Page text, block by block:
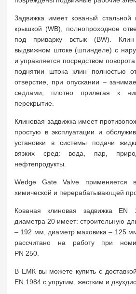
Задвижка имеет кованый стальной
крышкой (WB), полнопроходное
под приварку встык (BW).
выдвижном штоке (шпинделе) с
и управляется посредством
поднятии штока клин полностью
отверстие, при опускании –
седлами, плотно прилегая к
перекрытие.
Клиновая задвижка имеет
простую в эксплуатации и
установки в системы подачи
вязких сред: вода, пар,
нефтепродукты.
Wedge Gate Valve применяется в
химической и перерабатывающей
Кованая клиновая задвижка EN
диаметра 20 имеет: строительную
– 192 мм, диаметр маховика – 125
рассчитано на работу при
PN 250.
В ЕМК вы можете купить с
EN 1984 с упругим, жестким и